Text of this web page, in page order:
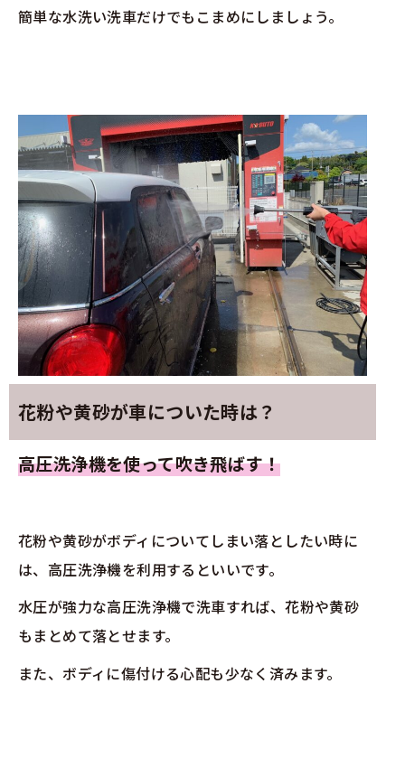
簡単な水洗い洗車だけでもこまめにしましょう。
花粉や黄砂が車についた時は？
高圧洗浄機を使って吹き飛ばす！
花粉や黄砂がボディについてしまい落としたい時に
は、高圧洗浄機を利用するといいです。
水圧が強力な高圧洗浄機で洗車すれば、花粉や黄砂
もまとめて落とせます。
また、ボディに傷付ける心配も少なく済みます。